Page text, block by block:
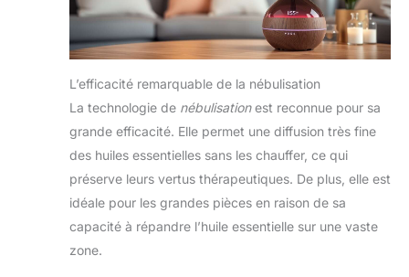
L’efficacité remarquable de la nébulisation
La technologie de nébulisationest reconnue pour sa
grande efficacité. Elle permet une diffusion très fine
des huiles essentielles sans les chauffer, ce qui
préserve leurs vertus thérapeutiques. De plus, elle est
idéale pour les grandes pièces en raison de sa
capacité à répandre l’huile essentielle sur une vaste
zone.